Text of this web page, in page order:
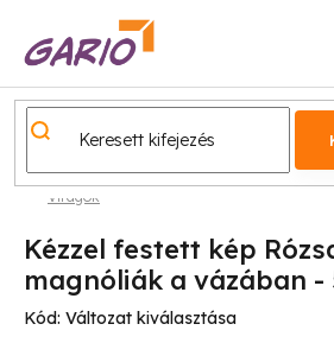
Virágok
Kézzel festett kép
magnóliák a vázában -
Kód: Változat kiválasztása